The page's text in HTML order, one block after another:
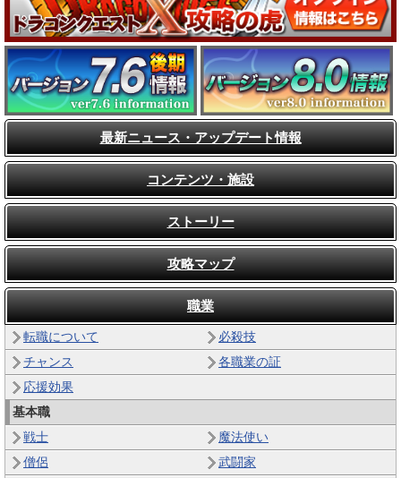
最新ニュース・アップデート情報
コンテンツ・施設
ストーリー
攻略マップ
職業
転職について
必殺技
チャンス
各職業の証
応援効果
基本職
戦士
魔法使い
僧侶
武闘家